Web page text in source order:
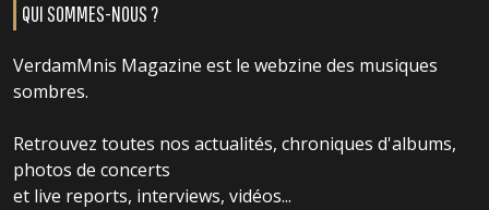
QUI SOMMES-NOUS ?
VerdamMnis Magazine est le webzine des musiques
sombres.
Retrouvez toutes nos actualités, chroniques d'albums,
photos de concerts
et live reports, interviews, vidéos...